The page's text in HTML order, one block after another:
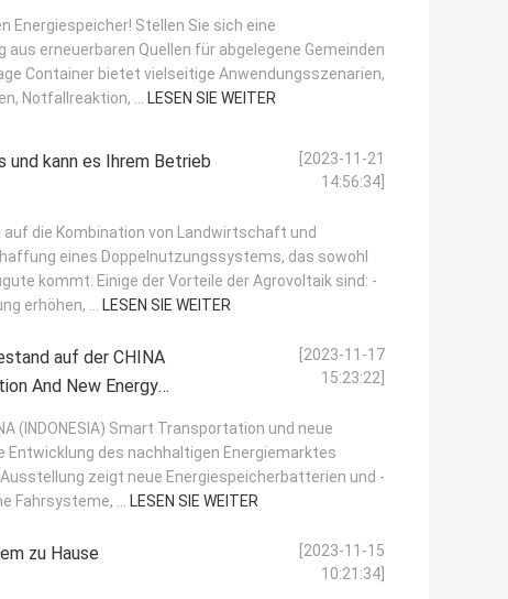
Energiespeicher! Stellen Sie sich eine
erneuerbaren Quellen für abgelegene Gemeinden
Container bietet vielseitige Anwendungsszenarien,
Notfallreaktion, ... LESEN SIE WEITER
kann es Ihrem Betrieb
[2023-11-21
14:56:34]
die Kombination von Landwirtschaft und
eines Doppelnutzungssystems, das sowohl
kommt. Einige der Vorteile der Agrovoltaik sind: -
erhöhen, ... LESEN SIE WEITER
auf der CHINA
And New Energy
[2023-11-17
15:23:22]
(INDONESIA) Smart Transportation und neue
Entwicklung des nachhaltigen Energiemarktes
zeigt neue Energiespeicherbatterien und -
Fahrsysteme, ... LESEN SIE WEITER
zu Hause
[2023-11-15
10:21:34]